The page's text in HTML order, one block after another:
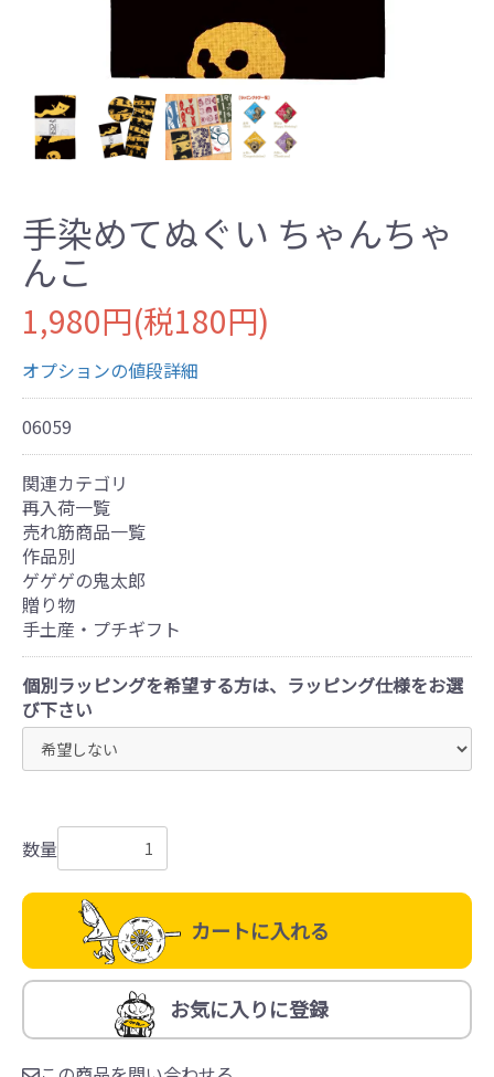
手染めてぬぐい ちゃんちゃ
んこ
1,980円(税180円)
オプションの値段詳細
06059
関連カテゴリ
再入荷一覧
売れ筋商品一覧
作品別
ゲゲゲの鬼太郎
贈り物
手土産・プチギフト
個別ラッピングを希望する方は、ラッピング仕様をお選
び下さい
数量
カートに入れる
お気に入りに登録